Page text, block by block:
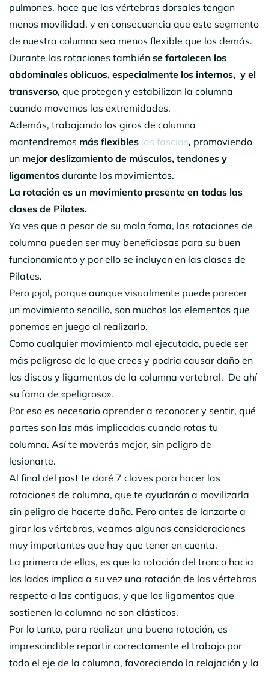
pulmones, hace que las vértebras dorsales tengan
menos movilidad, y en consecuencia que este segmento
de nuestra columna sea menos flexible que los demás.
Durante las rotaciones también se fortalecen los
abdominales oblicuos, especialmente los internos, y el
transverso, que protegen y estabilizan la columna
cuando movemos las extremidades.
Además, trabajando los giros de columna
mantendremos más flexibles las fascias, promoviendo
un mejor deslizamiento de músculos, tendones y
ligamentos durante los movimientos.
La rotación es un movimiento presente en todas las
clases de Pilates.
Ya ves que a pesar de su mala fama, las rotaciones de
columna pueden ser muy beneficiosas para su buen
funcionamiento y por ello se incluyen en las clases de
Pilates.
Pero ¡ojo!, porque aunque visualmente puede parecer
un movimiento sencillo, son muchos los elementos que
ponemos en juego al realizarlo.
Como cualquier movimiento mal ejecutado, puede ser
más peligroso de lo que crees y podría causar daño en
los discos y ligamentos de la columna vertebral. De ahí
su fama de «peligroso».
Por eso es necesario aprender a reconocer y sentir, qué
partes son las más implicadas cuando rotas tu
columna. Así te moverás mejor, sin peligro de
lesionarte.
Al final del post te daré 7 claves para hacer las
rotaciones de columna, que te ayudarán a movilizarla
sin peligro de hacerte daño. Pero antes de lanzarte a
girar las vértebras, veamos algunas consideraciones
muy importantes que hay que tener en cuenta.
La primera de ellas, es que la rotación del tronco hacia
los lados implica a su vez una rotación de las vértebras
respecto a las contiguas, y que los ligamentos que
sostienen la columna no son elásticos.
Por lo tanto, para realizar una buena rotación, es
imprescindible repartir correctamente el trabajo por
todo el eje de la columna, favoreciendo la relajación y la